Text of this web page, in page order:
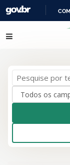
Pular para o